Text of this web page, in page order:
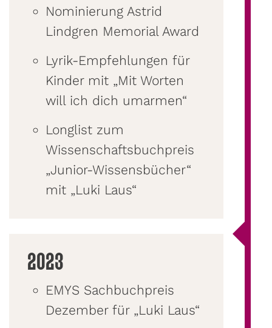
Nominierung Astrid
Lindgren Memorial Award
Lyrik-Empfehlungen für
Kinder mit „Mit Worten
will ich dich umarmen“
Longlist zum
Wissenschaftsbuchpreis
„Junior-Wissensbücher“
mit „Luki Laus“
2023
EMYS Sachbuchpreis
Dezember für „Luki Laus“